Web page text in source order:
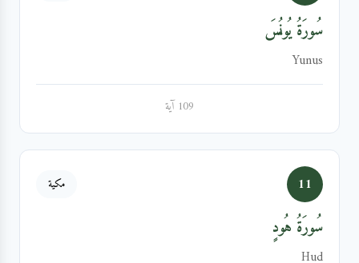
سُورَةُ يُونُسَ
Yunus
109 آية
11 مكية
سُورَةُ هُودٍ
Hud